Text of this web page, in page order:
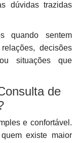
dúvidas trazidas
quando sentem
decisões
situações que
de
e confortável.
existe maior